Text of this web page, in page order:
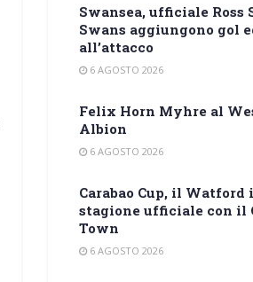
Swansea, ufficiale Ross
Swans aggiungono gol
all’attacco
6 AGOSTO 2026
Felix Horn Myhre al
Albion
6 AGOSTO 2026
Carabao Cup, il Watford
stagione ufficiale con il
Town
6 AGOSTO 2026